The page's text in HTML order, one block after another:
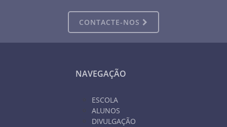
CONTACTE-NOS
NAVEGAÇÃO
ESCOLA
ALUNOS
DIVULGAÇÃO